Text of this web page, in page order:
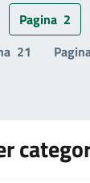
Pagina 2
21